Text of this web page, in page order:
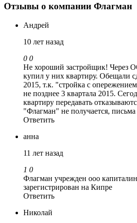
Отзывы о компании Флагман
Андрей
10 лет назад
0 0
Не хороший застройщик!
купил у них квартиру. Обещали
2015, т.к. "стройка с
не позднее 3 квартала 2015.
квартиру передавать
"Флагман" не получается,
Ответить
анна
11 лет назад
1 0
Флагман учрежден ооо
зарегистрирован на Кипре
Ответить
Николай